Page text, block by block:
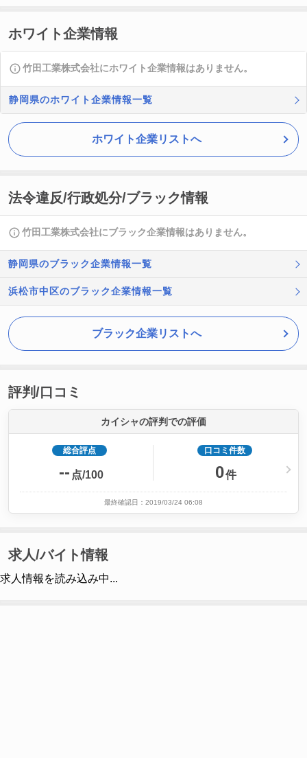
ホワイト企業情報
竹田工業株式会社にホワイト企業情報はありません。
静岡県のホワイト企業情報一覧
ホワイト企業リストへ
法令違反/行政処分/ブラック情報
竹田工業株式会社にブラック企業情報はありません。
静岡県のブラック企業情報一覧
浜松市中区のブラック企業情報一覧
ブラック企業リストへ
評判/口コミ
カイシャの評判での評価
総合評点
-- 点/100
口コミ件数
0件
最終確認日：2019/03/24 06:08
求人/バイト情報
求人情報を読み込み中...